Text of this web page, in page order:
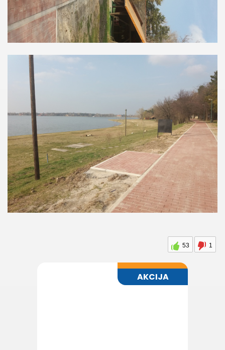
53 1